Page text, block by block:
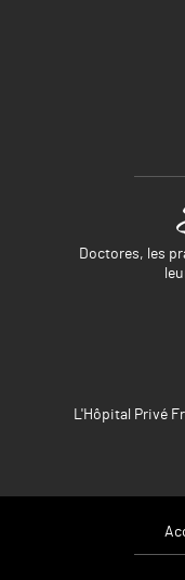
Doctores, les
L'Hôpital Privé